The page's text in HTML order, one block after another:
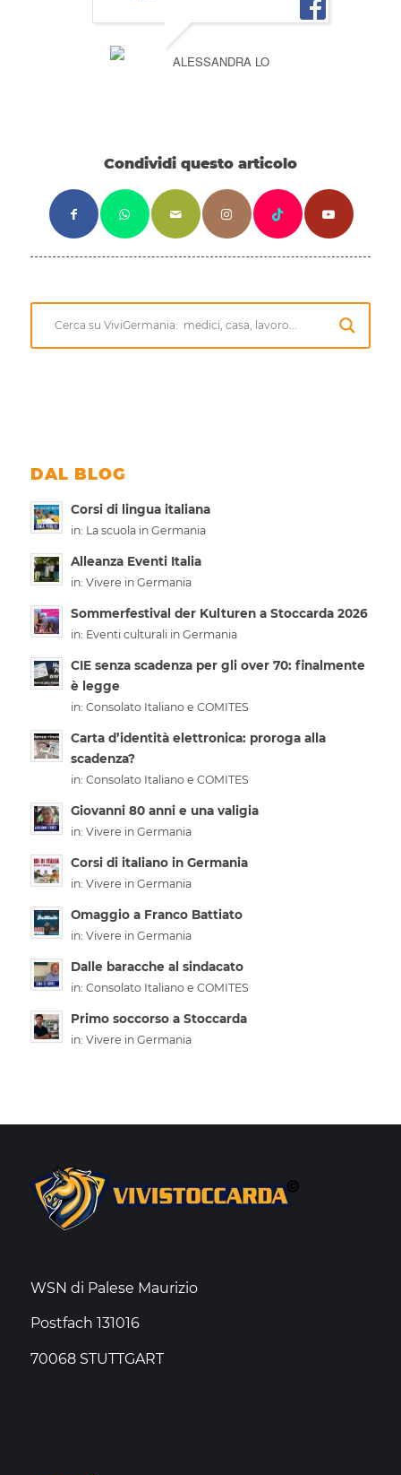
ALESSANDRA LO
Condividi questo articolo
DAL BLOG
Corsi di lingua italiana
in: La scuola in Germania
Alleanza Eventi Italia
in: Vivere in Germania
Sommerfestival der Kulturen a Stoccarda 2026
in: Eventi culturali in Germania
CIE senza scadenza per gli over 70: finalmente
è legge
in: Consolato Italiano e COMITES
Carta d’identità elettronica: proroga alla
scadenza?
in: Consolato Italiano e COMITES
Giovanni 80 anni e una valigia
in: Vivere in Germania
Corsi di italiano in Germania
in: Vivere in Germania
Omaggio a Franco Battiato
in: Vivere in Germania
Dalle baracche al sindacato
in: Consolato Italiano e COMITES
Primo soccorso a Stoccarda
in: Vivere in Germania
WSN di Palese Maurizio
Postfach 131016
70068 STUTTGART